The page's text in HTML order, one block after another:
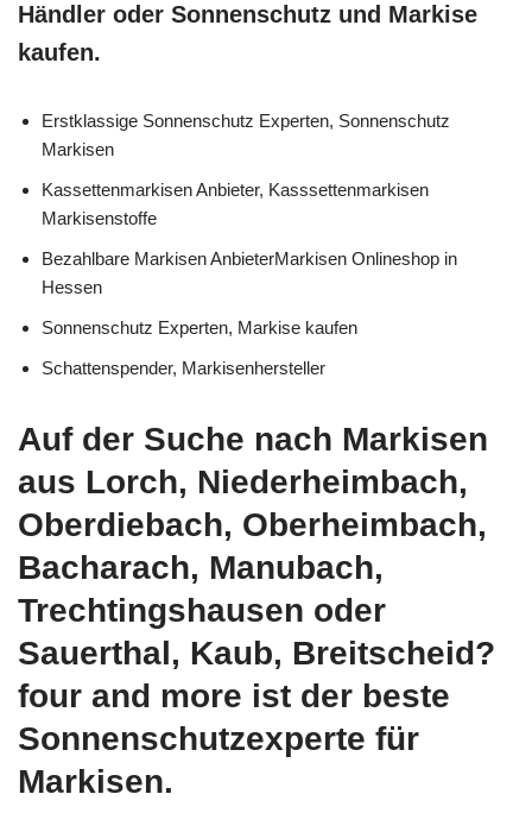
Händler oder Sonnenschutz und Markise
kaufen.
Erstklassige Sonnenschutz Experten, Sonnenschutz
Markisen
Kassettenmarkisen Anbieter, Kasssettenmarkisen
Markisenstoffe
Bezahlbare Markisen AnbieterMarkisen Onlineshop in
Hessen
Sonnenschutz Experten, Markise kaufen
Schattenspender, Markisenhersteller
Auf der Suche nach Markisen
aus Lorch, Niederheimbach,
Oberdiebach, Oberheimbach,
Bacharach, Manubach,
Trechtingshausen oder
Sauerthal, Kaub, Breitscheid?
four and more ist der beste
Sonnenschutzexperte für
Markisen.